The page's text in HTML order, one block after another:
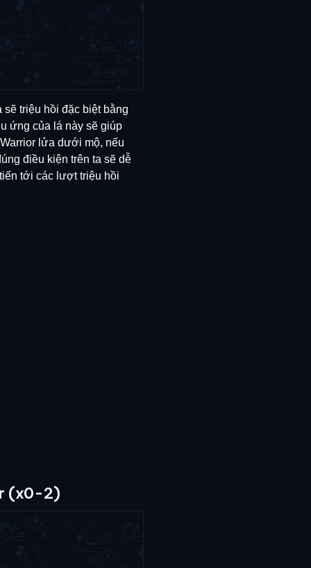
triệu hồi đặc biệt bằng
ứng của lá này sẽ giúp
lửa dưới mộ, nếu
điều kiện trên ta sẽ dễ
tới các lượt triệu hồi
(x0-2)